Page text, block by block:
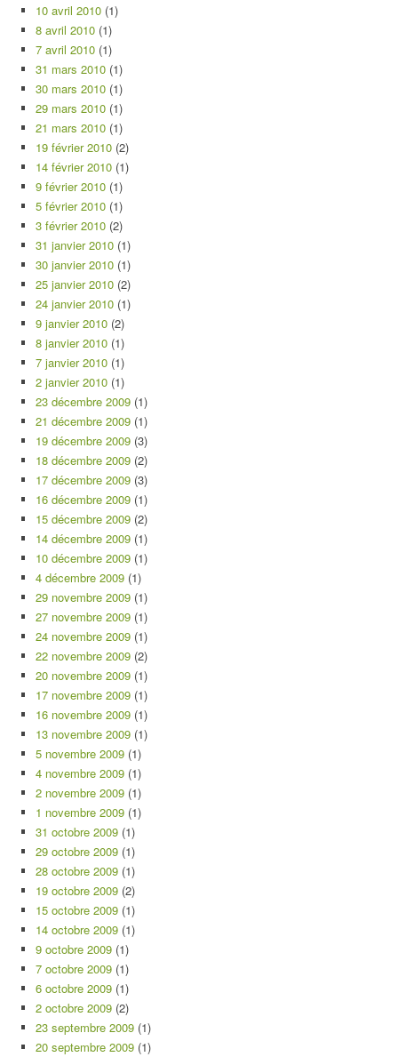
10 avril 2010 (1)
8 avril 2010 (1)
7 avril 2010 (1)
31 mars 2010 (1)
30 mars 2010 (1)
29 mars 2010 (1)
21 mars 2010 (1)
19 février 2010 (2)
14 février 2010 (1)
9 février 2010 (1)
5 février 2010 (1)
3 février 2010 (2)
31 janvier 2010 (1)
30 janvier 2010 (1)
25 janvier 2010 (2)
24 janvier 2010 (1)
9 janvier 2010 (2)
8 janvier 2010 (1)
7 janvier 2010 (1)
2 janvier 2010 (1)
23 décembre 2009 (1)
21 décembre 2009 (1)
19 décembre 2009 (3)
18 décembre 2009 (2)
17 décembre 2009 (3)
16 décembre 2009 (1)
15 décembre 2009 (2)
14 décembre 2009 (1)
10 décembre 2009 (1)
4 décembre 2009 (1)
29 novembre 2009 (1)
27 novembre 2009 (1)
24 novembre 2009 (1)
22 novembre 2009 (2)
20 novembre 2009 (1)
17 novembre 2009 (1)
16 novembre 2009 (1)
13 novembre 2009 (1)
5 novembre 2009 (1)
4 novembre 2009 (1)
2 novembre 2009 (1)
1 novembre 2009 (1)
31 octobre 2009 (1)
29 octobre 2009 (1)
28 octobre 2009 (1)
19 octobre 2009 (2)
15 octobre 2009 (1)
14 octobre 2009 (1)
9 octobre 2009 (1)
7 octobre 2009 (1)
6 octobre 2009 (1)
2 octobre 2009 (2)
23 septembre 2009 (1)
20 septembre 2009 (1)